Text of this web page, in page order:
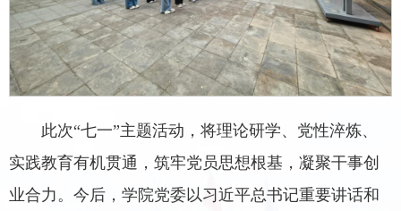
此次“七一”主题活动，将理论研学、党性淬炼、
实践教育有机贯通，筑牢党员思想根基，凝聚干事创
业合力。今后，学院党委以习近平总书记重要讲话和